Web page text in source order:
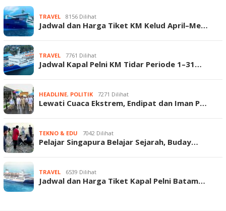
TRAVEL 8156 Dilihat
Jadwal dan Harga Tiket KM Kelud April–Me…
TRAVEL 7761 Dilihat
Jadwal Kapal Pelni KM Tidar Periode 1–31…
HEADLINE, POLITIK 7271 Dilihat
Lewati Cuaca Ekstrem, Endipat dan Iman P…
TEKNO & EDU 7042 Dilihat
Pelajar Singapura Belajar Sejarah, Buday…
TRAVEL 6539 Dilihat
Jadwal dan Harga Tiket Kapal Pelni Batam…